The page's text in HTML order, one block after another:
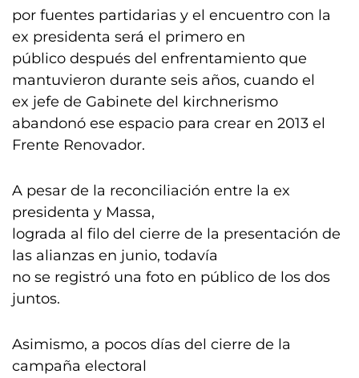
por fuentes partidarias y el encuentro con la
ex presidenta será el primero en
público después del enfrentamiento que
mantuvieron durante seis años, cuando el
ex jefe de Gabinete del kirchnerismo
abandonó ese espacio para crear en 2013 el
Frente Renovador.
A pesar de la reconciliación entre la ex
presidenta y Massa,
lograda al filo del cierre de la presentación de
las alianzas en junio, todavía
no se registró una foto en público de los dos
juntos.
Asimismo, a pocos días del cierre de la
campaña electoral